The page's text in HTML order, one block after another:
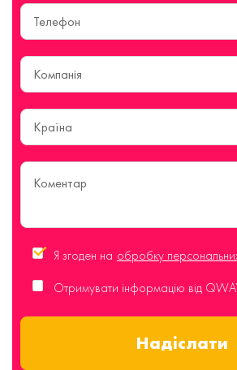
Країна
Я згоден на обробку
Отримувати інформацію від
Надіслати